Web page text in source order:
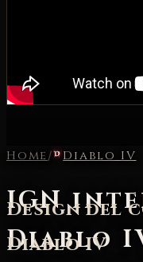
Home/ Diablo IV
IGN
Diablo
Design del
Diablo IV